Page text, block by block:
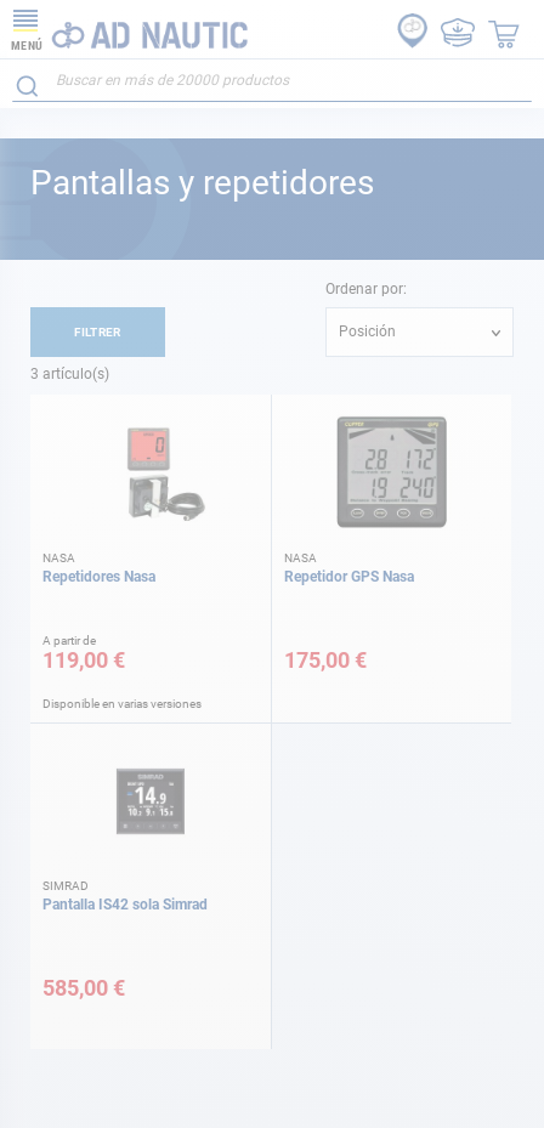
MENÚ
Pantallas y repetidores
3 artículo(s)
Ordenar por:
Posición
NASA
Repetidores Nasa
A partir de
119,00 €
Disponible en varias versiones
NASA
Repetidor GPS Nasa
175,00 €
SIMRAD
Pantalla IS42 sola Simrad
585,00 €
FILTRER